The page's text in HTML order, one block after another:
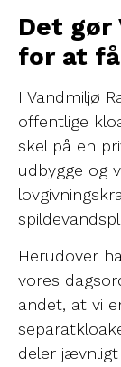
Det gør
for at
I Vandmiljø
offentlige
skel på en
udbygge og
Herudover
vores
andet, at vi
deler